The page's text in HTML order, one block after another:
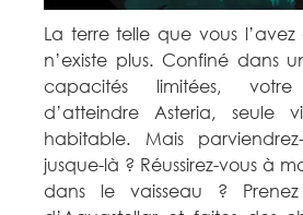
La terre telle que vous
n’existe plus. Confiné dans
capacités limitées,
d’atteindre Asteria, seule
habitable. Mais
jusque-là ? Réussirez-vous à
dans le vaisseau ?